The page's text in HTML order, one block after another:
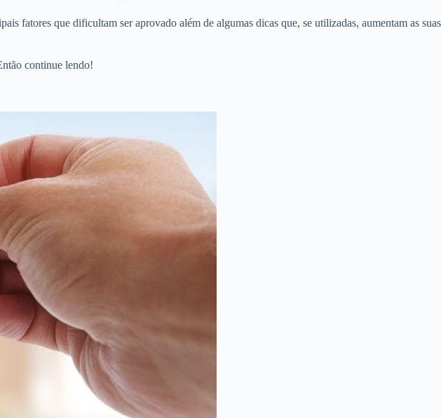
fatores que dificultam ser aprovado além de algumas dicas que, se utilizadas, aumentam as suas
continue lendo!